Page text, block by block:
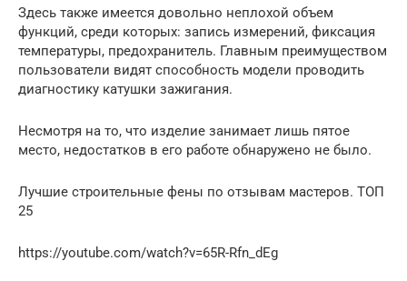
Здесь также имеется довольно неплохой объем
функций, среди которых: запись измерений, фиксация
температуры, предохранитель. Главным преимуществом
пользователи видят способность модели проводить
диагностику катушки зажигания.
Несмотря на то, что изделие занимает лишь пятое
место, недостатков в его работе обнаружено не было.
Лучшие строительные фены по отзывам мастеров. ТОП
25
https://youtube.com/watch?v=65R-Rfn_dEg